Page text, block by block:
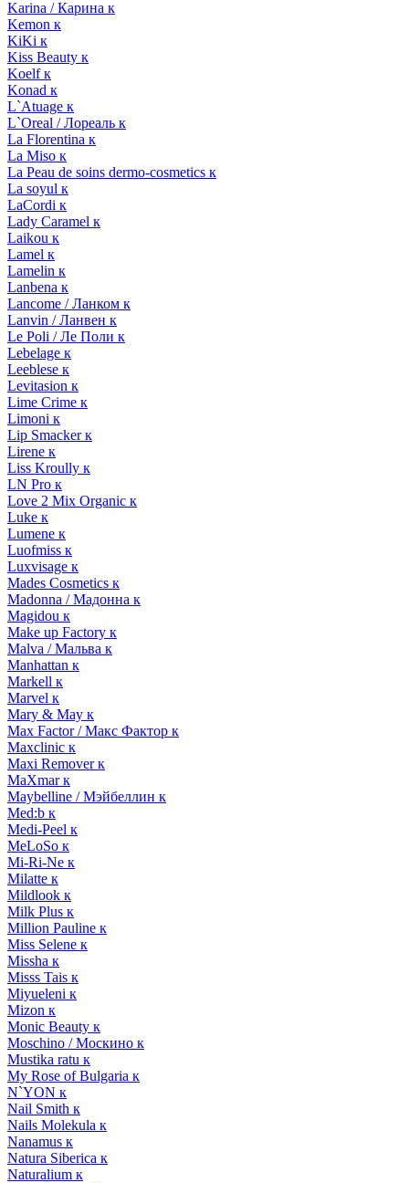
Karina / Карина к
Kemon к
KiKi к
Kiss Beauty к
Koelf к
Konad к
L`Atuage к
L`Oreal / Лореаль к
La Florentina к
La Miso к
La Peau de soins dermo-cosmetics к
La soyul к
LaCordi к
Lady Caramel к
Laikou к
Lamel к
Lamelin к
Lanbena к
Lancome / Ланком к
Lanvin / Ланвен к
Le Poli / Ле Поли к
Lebelage к
Leeblese к
Levitasion к
Lime Crime к
Limoni к
Lip Smacker к
Lirene к
Liss Kroully к
LN Pro к
Love 2 Mix Organic к
Luke к
Lumene к
Luofmiss к
Luxvisage к
Mades Cosmetics к
Madonna / Мадонна к
Magidou к
Make up Factory к
Malva / Мальва к
Manhattan к
Markell к
Marvel к
Mary & May к
Max Factor / Макс Фактор к
Maxclinic к
Maxi Remover к
MaXmar к
Maybelline / Мэйбеллин к
Med:b к
Medi-Peel к
MeLoSo к
Mi-Ri-Ne к
Milatte к
Mildlook к
Milk Plus к
Million Pauline к
Miss Selene к
Missha к
Misss Tais к
Miyueleni к
Mizon к
Monic Beauty к
Moschino / Москино к
Mustika ratu к
My Rose of Bulgaria к
N`YON к
Nail Smith к
Nails Molekula к
Nanamus к
Natura Siberica к
Naturalium к